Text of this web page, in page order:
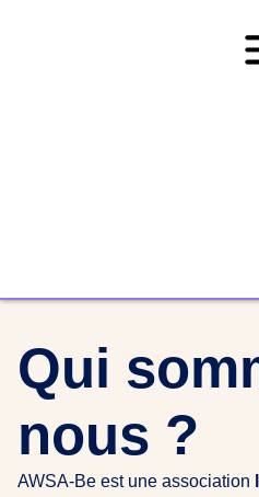
Qui
nous ?
AWSA-Be est une association